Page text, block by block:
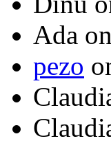
Ada on
pezo